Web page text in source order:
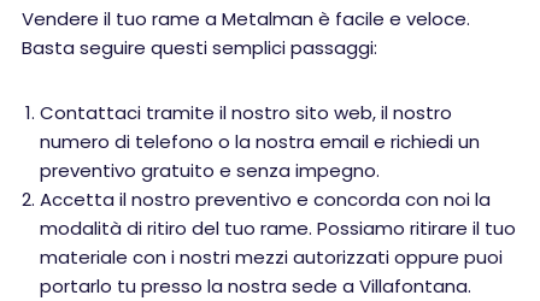
Vendere il tuo rame a Metalman è facile e veloce.
Basta seguire questi semplici passaggi:
Contattaci tramite il nostro sito web, il nostro
numero di telefono o la nostra email e richiedi un
preventivo gratuito e senza impegno.
Accetta il nostro preventivo e concorda con noi la
modalità di ritiro del tuo rame. Possiamo ritirare il tuo
materiale con i nostri mezzi autorizzati oppure puoi
portarlo tu presso la nostra sede a Villafontana.